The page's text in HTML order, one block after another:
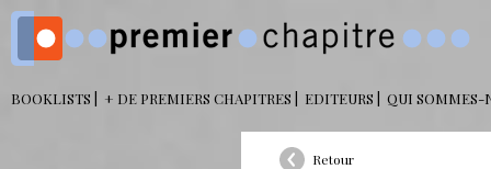
BOOKLISTS + DE PREMIERS CHAPITRES EDITEURS QUI SOMMES-
Retour